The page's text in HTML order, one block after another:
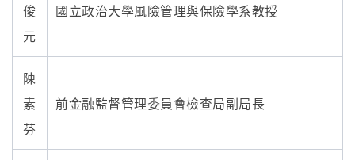
俊
元
國立政治大學風險管理與保險學系教授
陳
素
芬
前金融監督管理委員會檢查局副局長